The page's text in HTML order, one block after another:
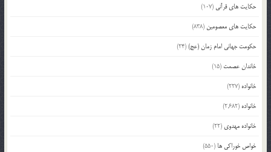
حکایت های قرآنی (107)
حکایت های معصومین (838)
حکومت جهانی امام زمان (عج)(24)
خاندان عصمت (15)
خانواده (227)
خانواده (2,682)
خانواده مهدوی (22)
خواص خوراکی ها (550)